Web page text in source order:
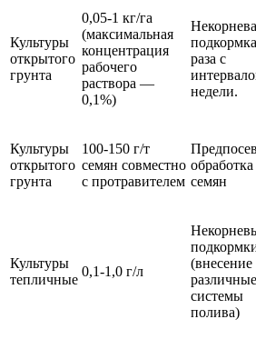
Культуры
открытого
грунта
0,05-1 кг/га
(максимальная
концентрация
рабочего
раствора —
0,1%)
раза с
недели.
Культуры
открытого
грунта
100-150 г/т
семян совместно
с протравителем
обработка
семян
Культуры
тепличные
0,1-1,0 г/л
(внесение
различные
системы
полива)